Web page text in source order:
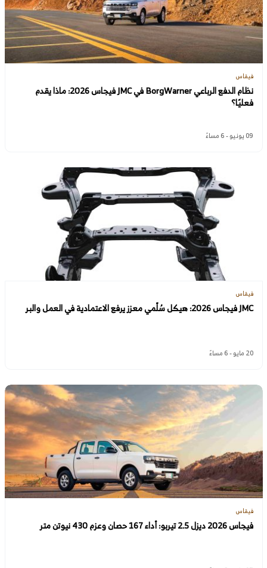
فيقاس
نظام الدفع الرباعي BorgWarner في JMC فيجاس 2026: ماذا يقدم
فعليًا؟
09 يونيو - 6 مساءً
فيقاس
JMC فيجاس 2026: هيكل سُلّمي معزز يرفع الاعتمادية في العمل والبر
20 مايو - 6 مساءً
فيقاس
فيجاس 2026 ديزل 2.5 تيربو: أداء 167 حصان وعزم 430 نيوتن متر